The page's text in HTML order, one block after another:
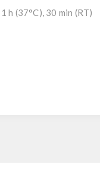
h (37°C), 30 min (RT)